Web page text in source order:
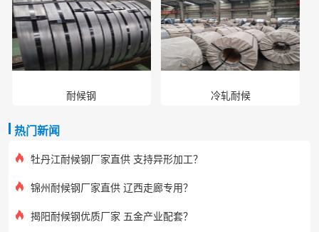
耐候钢 冷轧耐候
热门新闻
牡丹江耐候钢厂家直供 支持异形加工？
锦州耐候钢厂家直供 辽西走廊专用？
揭阳耐候钢优质厂家 五金产业配套？